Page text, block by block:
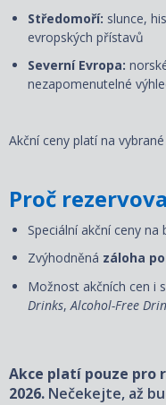
Středomoří: slunce,
evropských přístavů
Severní Evropa:
nezapomenutelné
Akční ceny platí na
Proč
Speciální akční ceny
Zvýhodněná záloha
Možnost akčních cen i
Drinks, Alcohol-Free
Akce platí pouze pro
2026. Nečekejte, až